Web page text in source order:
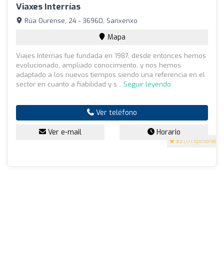
Viaxes Interrías
3.1 (177 opiniones)
Rúa Ourense, 24 - 36960, Sanxenxo
Mapa
Viajes Interrías fue fundada en 1987, desde entonces hemos
evolucionado, ampliado conocimiento, y nos hemos
adaptado a los nuevos tiempos siendo una referencia en el
sector en cuanto a fiabilidad y s... Seguir leyendo
Ver teléfono
Ver e-mail Horario